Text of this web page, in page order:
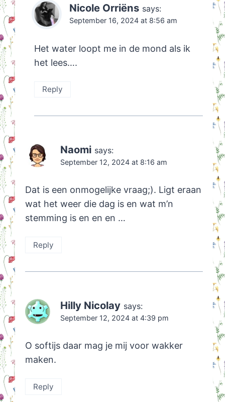
Nicole Orriëns says:
September 16, 2024 at 8:56 am
Het water loopt me in de mond als ik
het lees….
Reply
Naomi says:
September 12, 2024 at 8:16 am
Dat is een onmogelijke vraag;). Ligt eraan
wat het weer die dag is en wat m’n
stemming is en en en …
Reply
Hilly Nicolay says:
September 12, 2024 at 4:39 pm
O softijs daar mag je mij voor wakker
maken.
Reply